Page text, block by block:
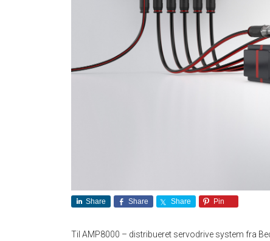
Share Share Share Pin
Til AMP8000 – distribueret servodrive system fra